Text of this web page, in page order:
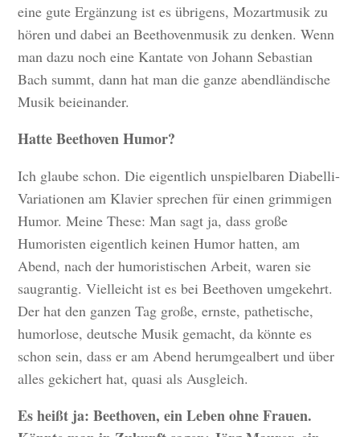
eine gute Ergänzung ist es übrigens, Mozartmusik zu
hören und dabei an Beethovenmusik zu denken. Wenn
man dazu noch eine Kantate von Johann Sebastian
Bach summt, dann hat man die ganze abendländische
Musik beieinander.
Hatte Beethoven Humor?
Ich glaube schon. Die eigentlich unspielbaren Diabelli-
Variationen am Klavier sprechen für einen grimmigen
Humor. Meine These: Man sagt ja, dass große
Humoristen eigentlich keinen Humor hatten, am
Abend, nach der humoristischen Arbeit, waren sie
saugrantig. Vielleicht ist es bei Beethoven umgekehrt.
Der hat den ganzen Tag große, ernste, pathetische,
humorlose, deutsche Musik gemacht, da könnte es
schon sein, dass er am Abend herumgealbert und über
alles gekichert hat, quasi als Ausgleich.
Es heißt ja: Beethoven, ein Leben ohne Frauen.